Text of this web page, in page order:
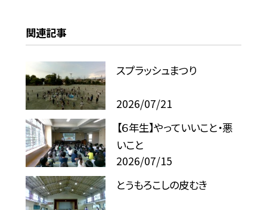
関連記事
スプラッシュまつり
2026/07/21
【６年生】やっていいこと・悪
いこと
2026/07/15
とうもろこしの皮むき